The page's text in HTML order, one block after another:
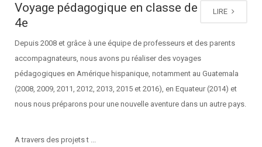
LIRE
Voyage pédagogique en classe de
4e
Depuis 2008 et grâce à une équipe de professeurs et des parents
accompagnateurs, nous avons pu réaliser des voyages
pédagogiques en Amérique hispanique, notamment au Guatemala
(2008, 2009, 2011, 2012, 2013, 2015 et 2016), en Equateur (2014) et
nous nous préparons pour une nouvelle aventure dans un autre pays.
A travers des projets t ...